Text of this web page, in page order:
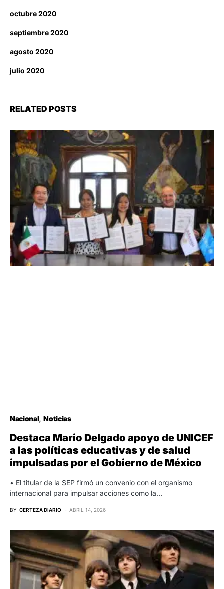
octubre 2020
septiembre 2020
agosto 2020
julio 2020
RELATED POSTS
Nacional Noticias
Destaca Mario Delgado apoyo de UNICEF
a las políticas educativas y de salud
impulsadas por el Gobierno de México
• El titular de la SEP firmó un convenio con el organismo
internacional para impulsar acciones como la…
BY CERTEZA DIARIO ABRIL 14, 2026